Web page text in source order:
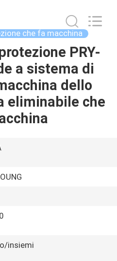
che fa macchina
PRY-
a sistema di
dello
eliminabile che
insiemi